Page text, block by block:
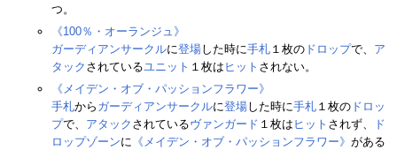
つ。
《100％・オーランジュ》
ガーディアンサークルに登場した時に手札 １枚の ドロップで、 ア
タック されているユニット １枚は ヒット されない。
《メイデン・オブ・パッションフラワー》
手札から ガーディアンサークルに登場した時に手札 １枚の ドロッ
プで、 アタック されているヴァンガード １枚は ヒット されず、
ド
ロップゾーンに 《メイデン・オブ・パッションフラワー》 がある